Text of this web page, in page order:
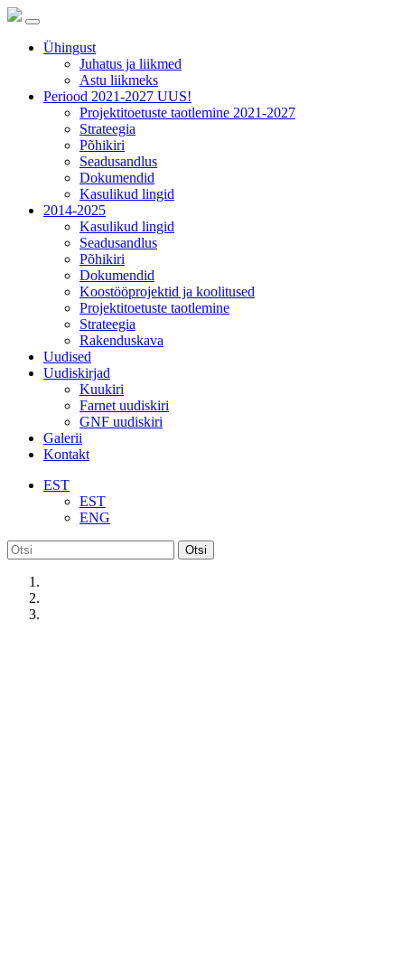
Ühingust
Juhatus ja liikmed
Astu liikmeks
Periood 2021-2027 UUS!
Projektitoetuste taotlemine 2021-2027
Strateegia
Põhikiri
Seadusandlus
Dokumendid
Kasulikud lingid
2014-2025
Kasulikud lingid
Seadusandlus
Põhikiri
Dokumendid
Koostööprojektid ja koolitused
Projektitoetuste taotlemine
Strateegia
Rakenduskava
Uudised
Uudiskirjad
Kuukiri
Farnet uudiskiri
GNF uudiskiri
Galerii
Kontakt
EST
EST
ENG
Otsi